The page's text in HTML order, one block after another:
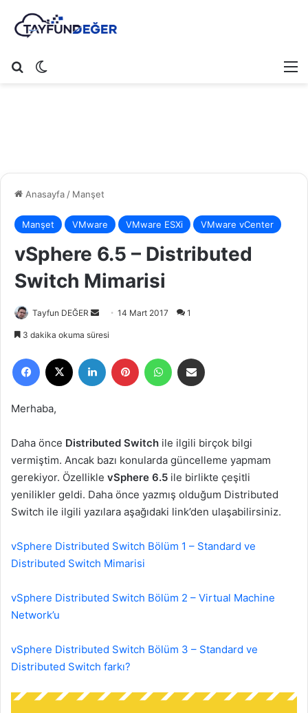
Arama yap ...
Anasayfa/ Manşet
Manşet VMware VMware ESXi VMware vCenter
vSphere 6.5 – Distributed
Switch Mimarisi
Tayfun DEĞER
e
-
t
a
g
ö
n
e
r
e
14 Mart 2017 1
3 dakika okuma süresi
Merhaba,
Daha önce Distributed Switch ile ilgili birçok bilgi
vermiştim. Ancak bazı konularda güncelleme yapmam
gerekiyor. Özellikle vSphere 6.5 ile birlikte çeşitli
yenilikler geldi. Daha önce yazmış olduğum Distributed
Switch ile ilgili yazılara aşağıdaki link’den ulaşabilirsiniz.
vSphere Distributed Switch Bölüm 1 – Standard ve
Distributed Switch Mimarisi
vSphere Distributed Switch Bölüm 2 – Virtual Machine
Network’u
vSphere Distributed Switch Bölüm 3 – Standard ve
Distributed Switch farkı?